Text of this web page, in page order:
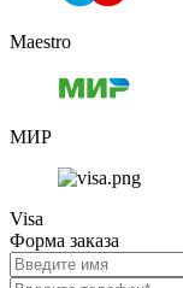
Maestro
МИР
Visa
Форма заказа